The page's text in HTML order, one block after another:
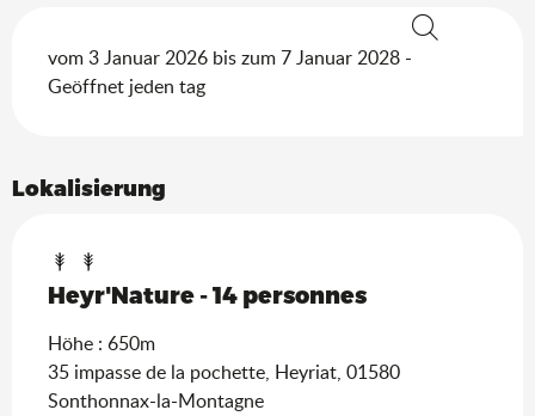
Suche
vom 3 Januar 2026 bis zum 7 Januar 2028 -
Geöffnet jeden tag
Lokalisierung
Heyr'Nature - 14 personnes
Höhe : 650m
35 impasse de la pochette, Heyriat, 01580
Sonthonnax-la-Montagne